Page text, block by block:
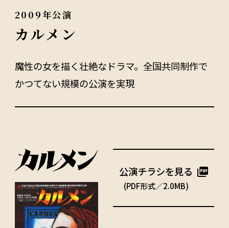
2009年公演
カルメン
魔性の女を描く壮絶なドラマ。全国共同制作で
かつてない規模の公演を実現
公演チラシを見る
(PDF形式／2.0MB)